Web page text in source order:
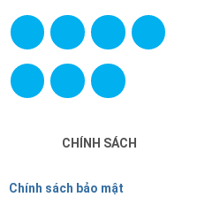
CHÍNH SÁCH
Chính sách bảo mật